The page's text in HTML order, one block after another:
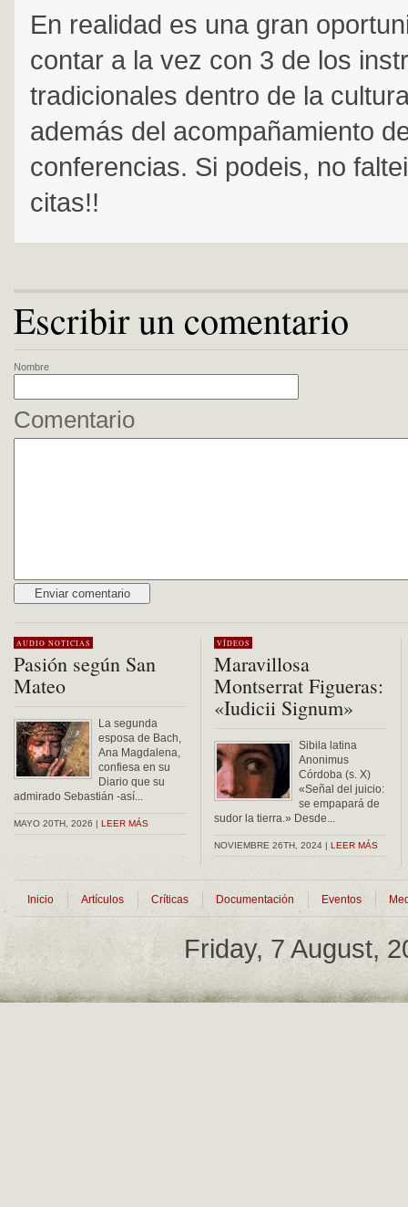
En realidad es una gran
contar a la vez con 3 de los
tradicionales dentro de la
además del acompañamiento
conferencias. Si podeis, no
citas!!
Escribir un comentario
Nombre
Comentario
AUDIO NOTICIAS
Pasión según San
Mateo
La segunda
esposa de Bach,
Ana Magdalena,
confiesa en su
Diario que su
admirado Sebastián -así...
MAYO 20TH, 2026 | LEER MÁS
VÍDEOS
Maravillosa
Montserrat Figueras:
«Iudicii Signum»
Sibila latina
Anonimus
Córdoba (s. X)
«Señal del juicio:
se empapará de
sudor la tierra.» Desde...
NOVIEMBRE 26TH, 2024 | LEER MÁS
Inicio Artículos Críticas Documentación Eventos
Friday, 7 August,